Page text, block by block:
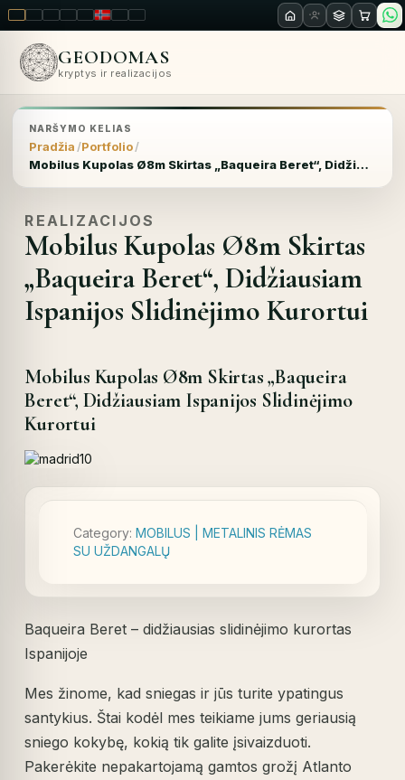
LT ENPL FR RUNOSKRO
GEODOMAS
kryptys ir realizacijos
NARŠYMO KELIAS
Pradžia Portfolio
Mobilus Kupolas Ø8m Skirtas „Baqueira Beret“, Didžiausiam Ispanijos Slidinėjimo Kurortui
REALIZACIJOS
Mobilus Kupolas Ø8m Skirtas
„Baqueira Beret“, Didžiausiam
Ispanijos Slidinėjimo Kurortui
Mobilus Kupolas Ø8m Skirtas „Baqueira
Beret“, Didžiausiam Ispanijos Slidinėjimo
Kurortui
Category:MOBILUS | METALINIS RĖMAS
SU UŽDANGALŲ
Baqueira Beret – didžiausias slidinėjimo kurortas
Ispanijoje
Mes žinome, kad sniegas ir jūs turite ypatingus
santykius. Štai kodėl mes teikiame jums geriausią
sniego kokybę, kokią tik galite įsivaizduoti.
Pakerėkite nepakartojamą gamtos grožį Atlanto